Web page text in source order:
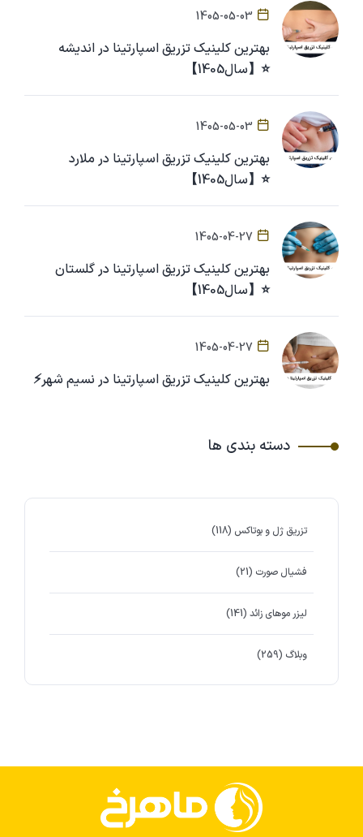
1405-05-03
بهترین کلینیک تزریق اسپارتینا در اندیشه
⭐【سال1405】
1405-05-03
بهترین کلینیک تزریق اسپارتینا در ملارد
⭐【سال1405】
1405-04-27
بهترین کلینیک تزریق اسپارتینا در گلستان
⭐【سال1405】
1405-04-27
بهترین کلینیک تزریق اسپارتینا در نسیم شهر⚡
دسته بندی ها
تزریق ژل و بوتاکس (118)
فشیال صورت (21)
لیزر موهای زائد (141)
وبلاگ (259)